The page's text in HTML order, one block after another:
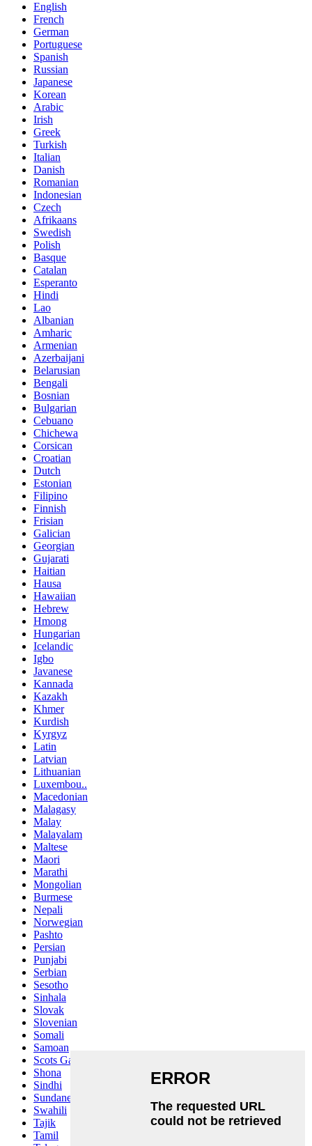
English
French
German
Portuguese
Spanish
Russian
Japanese
Korean
Arabic
Irish
Greek
Turkish
Italian
Danish
Romanian
Indonesian
Czech
Afrikaans
Swedish
Polish
Basque
Catalan
Esperanto
Hindi
Lao
Albanian
Amharic
Armenian
Azerbaijani
Belarusian
Bengali
Bosnian
Bulgarian
Cebuano
Chichewa
Corsican
Croatian
Dutch
Estonian
Filipino
Finnish
Frisian
Galician
Georgian
Gujarati
Haitian
Hausa
Hawaiian
Hebrew
Hmong
Hungarian
Icelandic
Igbo
Javanese
Kannada
Kazakh
Khmer
Kurdish
Kyrgyz
Latin
Latvian
Lithuanian
Luxembou..
Macedonian
Malagasy
Malay
Malayalam
Maltese
Maori
Marathi
Mongolian
Burmese
Nepali
Norwegian
Pashto
Persian
Punjabi
Serbian
Sesotho
Sinhala
Slovak
Slovenian
Somali
Samoan
Scots Gaelic
Shona
Sindhi
Sundanese
Swahili
Tajik
Tamil